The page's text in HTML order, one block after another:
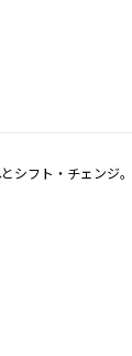
シフト・チェンジ